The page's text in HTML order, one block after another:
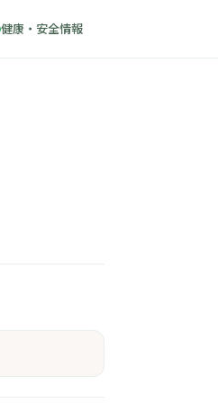
健康・安全情報